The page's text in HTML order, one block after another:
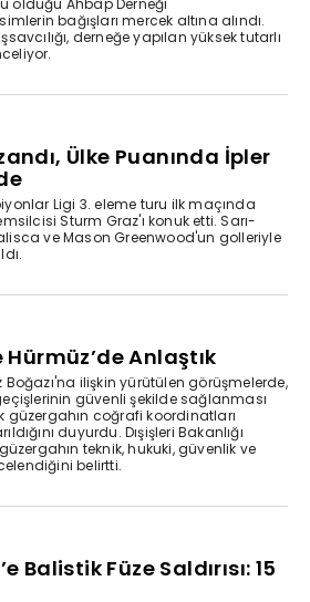
olduğu Ahbap Derneği
bağışları mercek altına alındı.
derneğe yapılan yüksek tutarlı
Ülke Puanında İpler
Ligi 3. eleme turu ilk maçında
Sturm Graz'ı konuk etti. Sarı-
ve Mason Greenwood'un golleriyle
Anlaştık
ilişkin yürütülen görüşmelerde,
güvenli şekilde sağlanması
coğrafi koordinatları
duyurdu. Dışişleri Bakanlığı
teknik, hukuki, güvenlik ve
belirtti.
Balistik Füze Saldırısı: 15